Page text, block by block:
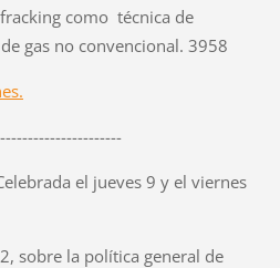
como técnica de
gas no convencional. 3958
el jueves 9 y el viernes
sobre la política general de